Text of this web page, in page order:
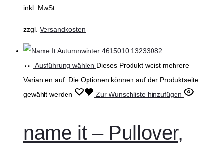
inkl. MwSt.
zzgl. Versandkosten
Ausführung wählen Dieses Produkt weist mehrere
Varianten auf. Die Optionen können auf der Produktseite
gewählt werden
Zur Wunschliste hinzufügen
name it – Pullover,